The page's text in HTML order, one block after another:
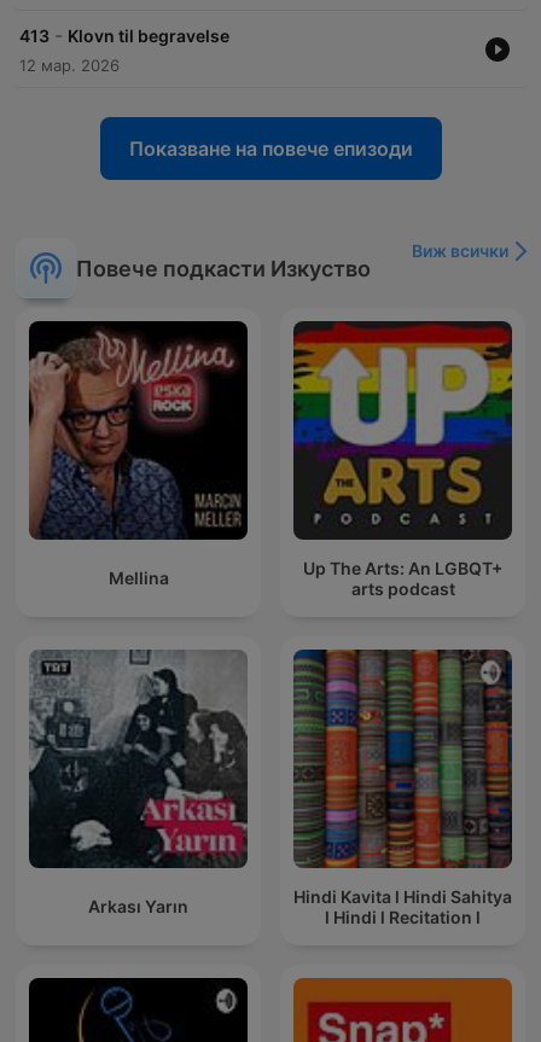
413 - Klovn til begravelse
12 мар. 2026
Показване на повече епизоди
Повече подкасти Изкуство
Виж всички
Mellina
Up The Arts: An LGBQT+
arts podcast
Arkası Yarın
Hindi Kavita l Hindi Sahitya
l Hindi l Recitation l